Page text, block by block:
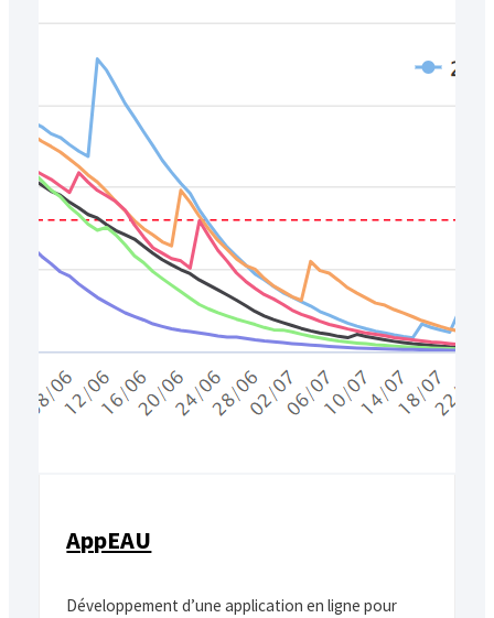
AppEAU
Développement d’une application en ligne pour